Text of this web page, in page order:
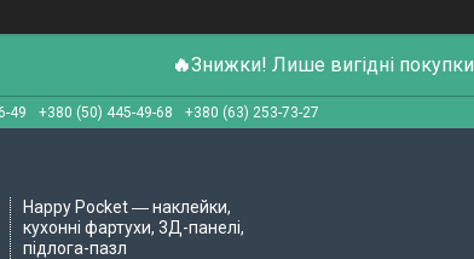
🔥Знижки! Лише вигідні покупки
49 +380 (50) 445-49-68 +380 (63) 253-73-27
Happy Pocket ― наклейки,
кухонні фартухи, 3Д-панелі,
підлога-пазл